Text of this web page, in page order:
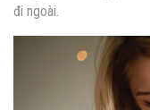
đi ngoài.